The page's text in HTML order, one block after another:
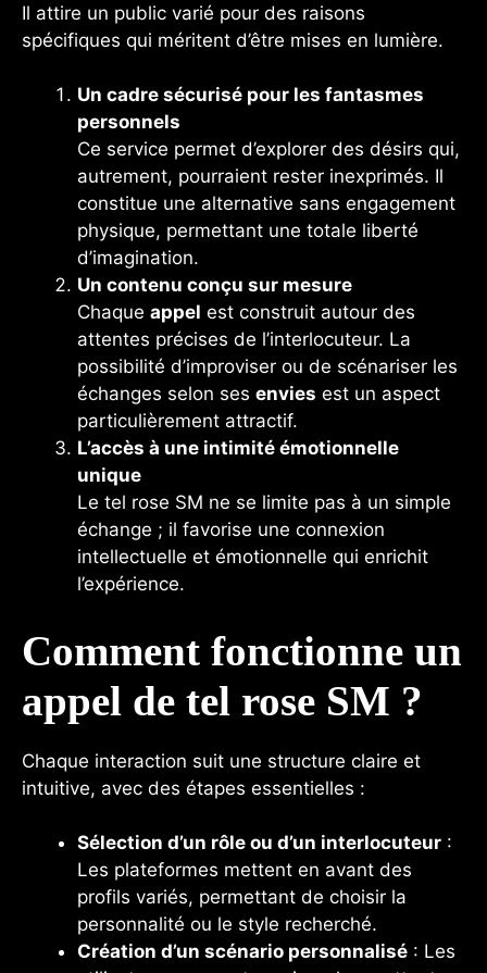
Il attire un public varié pour des raisons
spécifiques qui méritent d’être mises en lumière.
Un cadre sécurisé pour les fantasmes
personnels
Ce service permet d’explorer des désirs qui,
autrement, pourraient rester inexprimés. Il
constitue une alternative sans engagement
physique, permettant une totale liberté
d’imagination.
Un contenu conçu sur mesure
Chaque appel est construit autour des
attentes précises de l’interlocuteur. La
possibilité d’improviser ou de scénariser les
échanges selon ses envies est un aspect
particulièrement attractif.
L’accès à une intimité émotionnelle
unique
Le tel rose SM ne se limite pas à un simple
échange ; il favorise une connexion
intellectuelle et émotionnelle qui enrichit
l’expérience.
Comment fonctionne un
appel de tel rose SM ?
Chaque interaction suit une structure claire et
intuitive, avec des étapes essentielles :
Sélection d’un rôle ou d’un interlocuteur :
Les plateformes mettent en avant des
profils variés, permettant de choisir la
personnalité ou le style recherché.
Création d’un scénario personnalisé : Les